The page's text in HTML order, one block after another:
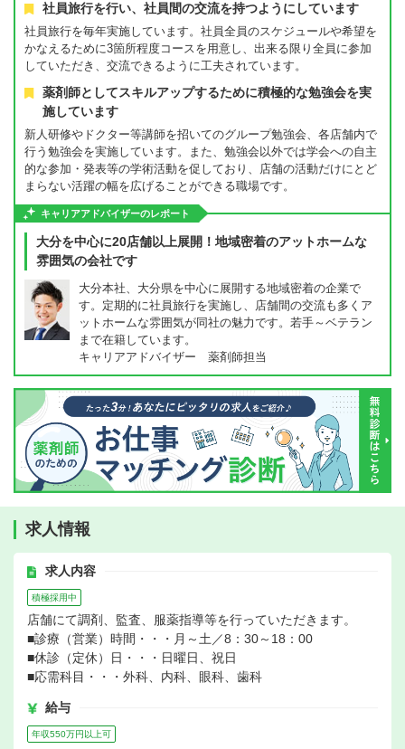
社員旅行を行い、社員間の交流を持つようにしています
社員旅行を毎年実施しています。社員全員のスケジュールや希望を
かなえるために3箇所程度コースを用意し、出来る限り全員に参加
していただき、交流できるように工夫されています。
薬剤師としてスキルアップするために積極的な勉強会を実
施しています
新人研修やドクター等講師を招いてのグループ勉強会、各店舗内で
行う勉強会を実施しています。また、勉強会以外では学会への自主
的な参加・発表等の学術活動を促しており、店舗の活動だけにとど
まらない活躍の幅を広げることができる職場です。
キャリアアドバイザーのレポート
大分を中心に20店舗以上展開！地域密着のアットホームな
雰囲気の会社です
大分本社、大分県を中心に展開する地域密着の企業で
す。定期的に社員旅行を実施し、店舗間の交流も多くア
ットホームな雰囲気が同社の魅力です。若手～ベテラン
まで在籍しています。
キャリアアドバイザー 薬剤師担当
求人情報
求人内容
積極採用中
店舗にて調剤、監査、服薬指導等を行っていただきます。
■診療（営業）時間・・・月～土／8：30～18：00
■休診（定休）日・・・日曜日、祝日
■応需科目・・・外科、内科、眼科、歯科
給与
年収550万円以上可